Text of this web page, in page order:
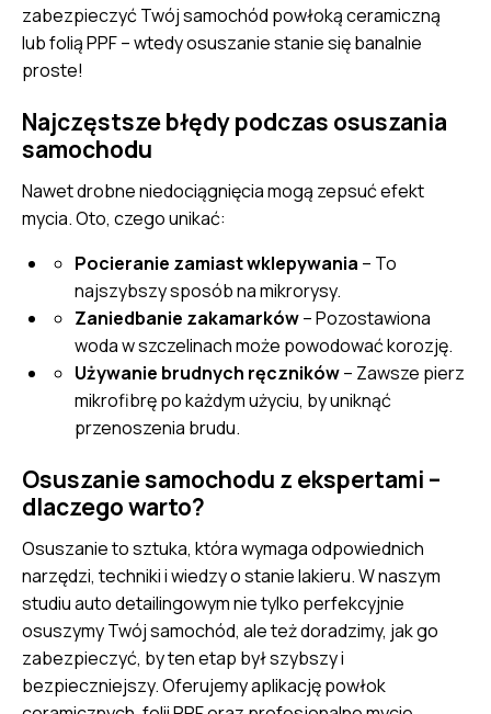
zabezpieczyć Twój samochód powłoką ceramiczną
lubfolią PPF– wtedy osuszanie stanie się banalnie
proste!
Najczęstsze błędy podczas osuszania
samochodu
Nawet drobne niedociągnięcia mogą zepsuć efekt
mycia. Oto, czego unikać:
Pocieranie zamiast wklepywania – To
najszybszy sposób na mikrorysy.
Zaniedbanie zakamarków– Pozostawiona
woda w szczelinach może powodować korozję.
Używanie brudnych ręczników– Zawsze pierz
mikrofibrę po każdym użyciu, by uniknąć
przenoszenia brudu.
Osuszanie samochodu z ekspertami –
dlaczego warto?
Osuszanie to sztuka, która wymaga odpowiednich
narzędzi, techniki i wiedzy o stanie lakieru. W naszym
studiu auto detailingowym nie tylko perfekcyjnie
osuszymy Twój samochód, ale też doradzimy, jak go
zabezpieczyć, by ten etap był szybszy i
bezpieczniejszy. Oferujemy aplikację powłok